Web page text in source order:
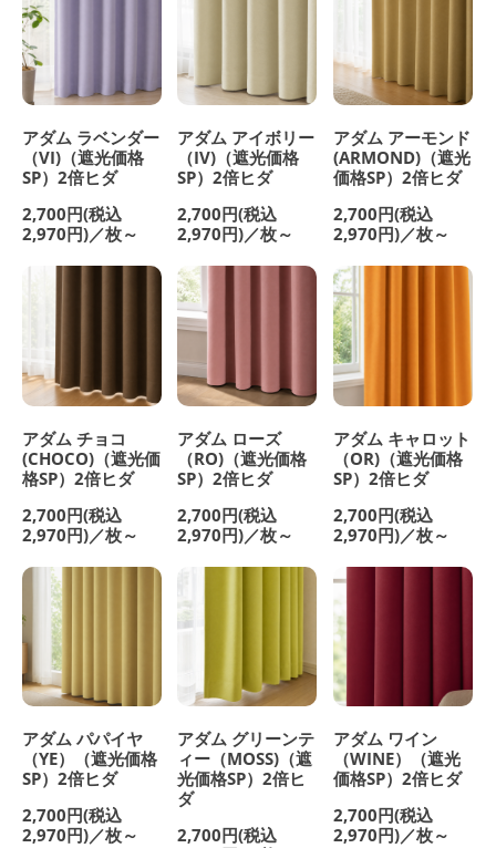
アダム ラベンダー
（VI)（遮光価格
SP）2倍ヒダ
2,700円(税込
2,970円)／枚～
アダム アイボリー
（IV)（遮光価格
SP）2倍ヒダ
2,700円(税込
2,970円)／枚～
アダム アーモンド
(ARMOND)（遮光
価格SP）2倍ヒダ
2,700円(税込
2,970円)／枚～
アダム チョコ
(CHOCO)（遮光価
格SP）2倍ヒダ
2,700円(税込
2,970円)／枚～
アダム ローズ
（RO)（遮光価格
SP）2倍ヒダ
2,700円(税込
2,970円)／枚～
アダム キャロット
（OR)（遮光価格
SP）2倍ヒダ
2,700円(税込
2,970円)／枚～
アダム パパイヤ
（YE）（遮光価格
SP）2倍ヒダ
2,700円(税込
2,970円)／枚～
アダム グリーンテ
ィー（MOSS)（遮
光価格SP）2倍ヒ
ダ
2,700円(税込
アダム ワイン
（WINE）（遮光
価格SP）2倍ヒダ
2,700円(税込
2,970円)／枚～